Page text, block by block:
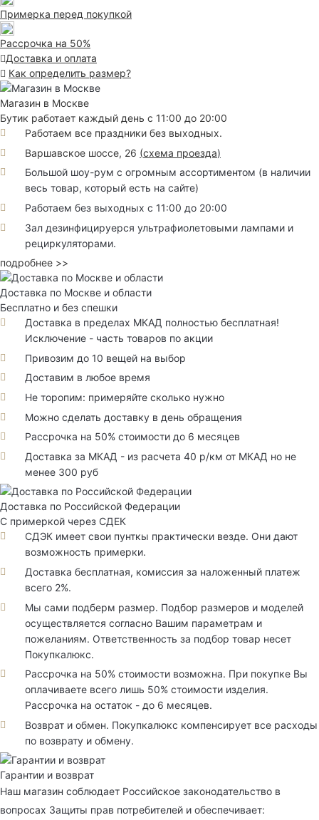
Примерка перед покупкой
Рассрочка на 50%
Доставка и оплата
Как определить размер?
Магазин в Москве
Бутик работает каждый день с 11:00 до 20:00
Работаем все праздники без выходных.
Варшавское шоссе, 26 (схема проезда)
Большой шоу-рум с огромным ассортиментом (в наличии
весь товар, который есть на сайте)
Работаем без выходных с 11:00 до 20:00
Зал дезинфицируерся ультрафиолетовыми лампами и
рециркуляторами.
подробнее >>
Доставка по Москве и области
Бесплатно и без спешки
Доставка в пределах МКАД полностью бесплатная!
Исключение - часть товаров по акции
Привозим до 10 вещей на выбор
Доставим в любое время
Не торопим: примеряйте сколько нужно
Можно сделать доставку в день обращения
Рассрочка на 50% стоимости до 6 месяцев
Доставка за МКАД - из расчета 40 р/км от МКАД но не
менее 300 руб
Доставка по Российской Федерации
С примеркой через СДЕК
СДЭК имеет свои пунткы практически везде. Они дают
возможность примерки.
Доставка бесплатная, комиссия за наложенный платеж
всего 2%.
Мы сами подберм размер. Подбор размеров и моделей
осуществляется согласно Вашим параметрам и
пожеланиям. Ответственность за подбор товар несет
Покупкалюкс.
Рассрочка на 50% стоимости возможна. При покупке Вы
оплачиваете всего лишь 50% стоимости изделия.
Рассрочка на остаток - до 6 месяцев.
Возврат и обмен. Покупкалюкс компенсирует все расходы
по возврату и обмену.
Гарантии и возврат
Наш магазин соблюдает Российское законодательство в
вопросах Защиты прав потребителей и обеспечивает: